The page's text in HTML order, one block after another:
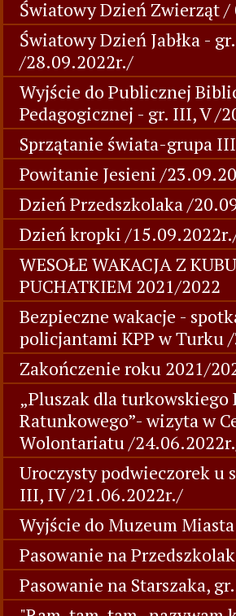
Światowy Dzień Zwierząt
Światowy Dzień Jabłka -
/28.09.2022r./
Wyjście do Publicznej
Pedagogicznej - gr. III, V /
Sprzątanie świata-grupa
Powitanie Jesieni /
Dzień Przedszkolaka /
Dzień kropki /
WESOŁE WAKACJA Z
PUCHATKIEM 2021/2022
Bezpieczne wakacje -
policjantami KPP w Turku
Zakończenie roku 2021/
„Pluszak dla turkowskiego
Ratunkowego”- wizyta w
Wolontariatu /
Uroczysty podwieczorek u
III, IV /21.06.2022r./
Wyjście do Muzeum
Pasowanie na
Pasowanie na Starszaka,